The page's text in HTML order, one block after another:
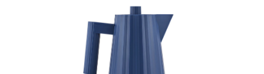
Bildergalerie überspringen